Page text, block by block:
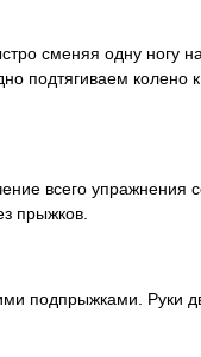
сменяя одну ногу
подтягиваем
всего
прыжков.
подпрыжками. Руки